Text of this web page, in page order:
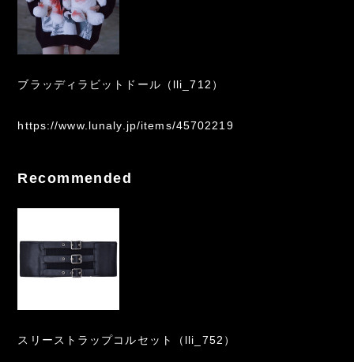
ブラッディラビットドール（lli_712）
https://www.lunaly.jp/items/45702219
Recommended
スリーストラップコルセット（lli_752）